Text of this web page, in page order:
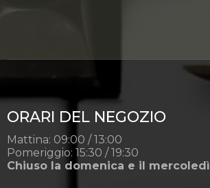
ORARI DEL NEGOZIO
Mattina: 09:00 / 13:00
Pomeriggio: 15:30 / 19:30
Chiuso la domenica e il mercoledì